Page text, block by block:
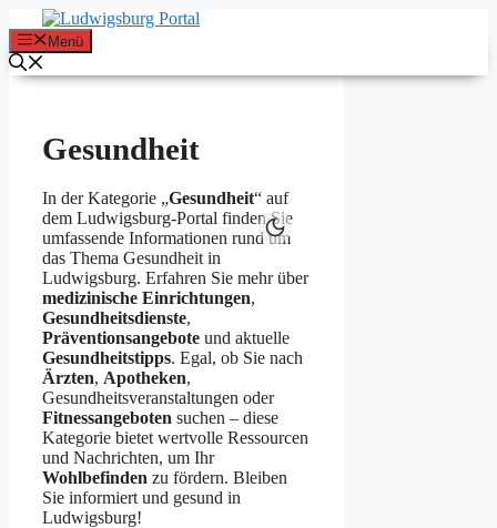
Inhalt
springen
Menü
Gesundheit
In der Kategorie „Gesundheit“ auf
dem Ludwigsburg-Portal finden Sie
umfassende Informationen rund um
das Thema Gesundheit in
Ludwigsburg. Erfahren Sie mehr über
medizinische Einrichtungen,
Gesundheitsdienste,
Präventionsangebote und aktuelle
Gesundheitstipps. Egal, ob Sie nach
Ärzten, Apotheken,
Gesundheitsveranstaltungen oder
Fitnessangeboten suchen – diese
Kategorie bietet wertvolle Ressourcen
und Nachrichten, um Ihr
Wohlbefinden zu fördern. Bleiben
Sie informiert und gesund in
Ludwigsburg!